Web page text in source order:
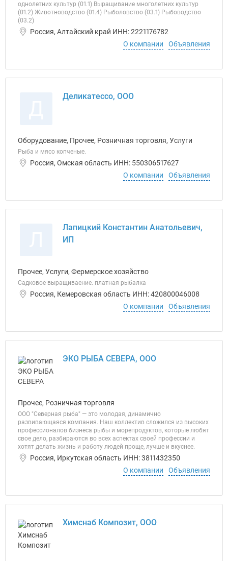
однолетних культур (01.1) Выращивание многолетних культур
(01.2) Животноводство (01.4) Рыболовство (03.1) Рыбоводство
(03.2)
Россия, Алтайский край ИНН: 2221176782
О компании
Объявления
Деликатессо, ООО
Оборудование, Прочее, Розничная торговля, Услуги
Рыба и мясо копченые.
Россия, Омская область ИНН: 550306517627
О компании
Объявления
Лапицкий Константин Анатольевич,
ИП
Прочее, Услуги, Фермерское хозяйство
Садковое выращиваение. платная рыбалка
Россия, Кемеровская область ИНН: 420800046008
О компании
Объявления
ЭКО РЫБА СЕВЕРА, ООО
Прочее, Розничная торговля
ООО "Северная рыба" — это молодая, динамично
развивающаяся компания. Наш коллектив сложился из высоких
профессионалов бизнеса рыбы и морепродуктов, которые любят
свое дело, разбираются во всех аспектах своей профессии и
хотят делать жизнь и работу людей проще, лучше и вкуснее.
Россия, Иркутская область ИНН: 3811432350
О компании
Объявления
Химснаб Композит, ООО